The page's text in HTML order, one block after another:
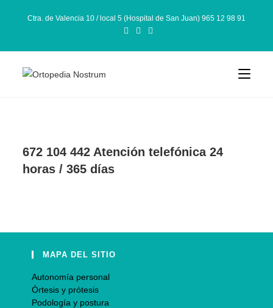
Ctra. de Valencia 10 / local 5 (Hospital de San Juan) 965 12 98 91
672 104 442 Atención telefónica 24
horas / 365 días
MAPA DEL SITIO
Autonomía personal
Órtesis y prótesis
Podología y postura